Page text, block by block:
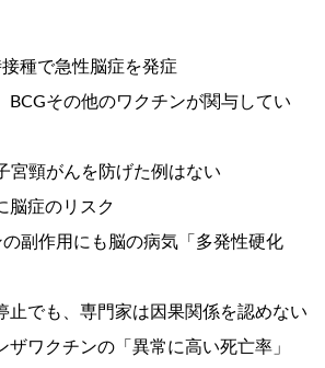
種で急性脳症を発症
BCGその他のワクチンが関与してい
宮頸がんを防げた例はない
脳症のリスク
の副作用にも脳の病気「多発性硬化
止でも、専門家は因果関係を認めない
ザワクチンの「異常に高い死亡率」